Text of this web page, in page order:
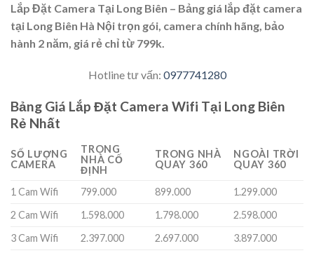
Lắp Đặt Camera Tại Long Biên – Bảng giá lắp đặt camera
tại Long Biên Hà Nội trọn gói, camera chính hãng, bảo
hành 2 năm, giá rẻ chỉ từ 799k.
Hotline tư vấn: 0977741280
Bảng Giá Lắp Đặt Camera Wifi Tại Long Biên
Rẻ Nhất
SỐ LƯỢNG
CAMERA
TRONG
NHÀ CỐ
ĐỊNH
TRONG NHÀ
QUAY 360
NGOÀI TRỜI
QUAY 360
1 Cam Wifi 799.000 899.000
1.299.000
2 Cam Wifi
1.598.000 1.798.000
2.598.000
3 Cam Wifi
2.397.000 2.697.000 3.897.000